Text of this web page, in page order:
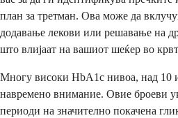
план за третман. Ова може да
додавање лекови или решавање на
што влијаат на вашиот шеќер во
Многу високи HbA1c нивоа, над 10
навремено внимание. Овие броеви
периоди на значително покачена